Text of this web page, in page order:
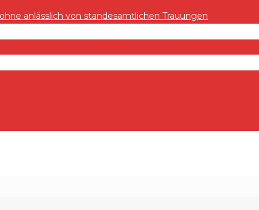
anlässlich von standesamtlichen Trauungen